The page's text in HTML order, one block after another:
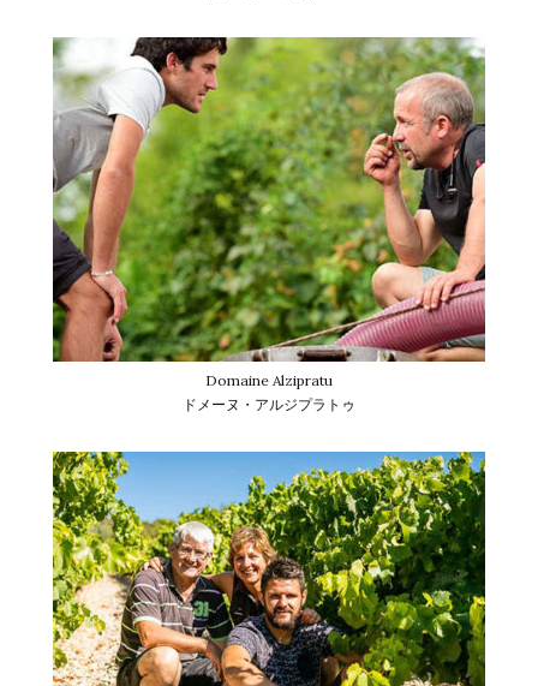
Domaine Alzipratu
ドメーヌ・アルジプラトゥ